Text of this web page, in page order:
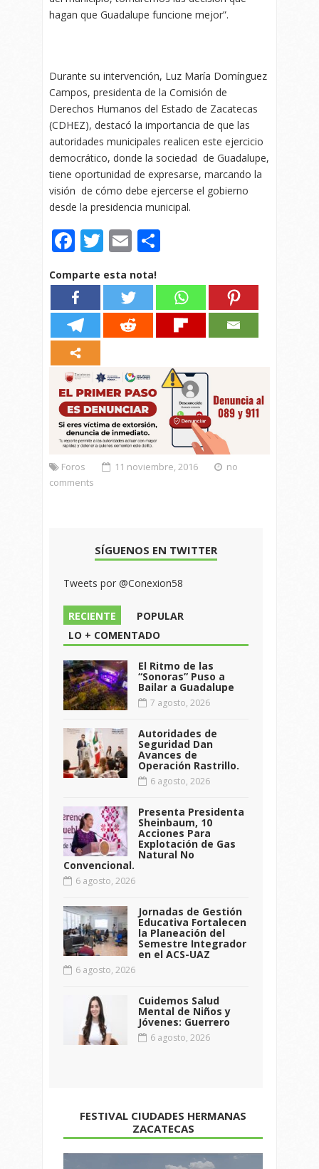
hagan que Guadalupe funcione mejor”.
Durante su intervención, Luz María Domínguez
Campos, presidenta de la Comisión de
Derechos Humanos del Estado de Zacatecas
(CDHEZ), destacó la importancia de que las
autoridades municipales realicen este ejercicio
democrático, donde la sociedad de Guadalupe,
tiene oportunidad de expresarse, marcando la
visión de cómo debe ejercerse el gobierno
desde la presidencia municipal.
Facebook
Twitter
Email
Comparte esta nota!
Foros 11 noviembre, 2016
no
comments
SÍGUENOS EN TWITTER
Tweets por @Conexion58
RECIENTE
POPULAR
LO + COMENTADO
El Ritmo de las
“Sonoras” Puso a
Bailar a Guadalupe
7 agosto, 2026
Autoridades de
Seguridad Dan
Avances de
Operación Rastrillo.
6 agosto, 2026
Presenta Presidenta
Sheinbaum, 10
Acciones Para
Explotación de Gas
Natural No
Convencional.
6 agosto, 2026
Jornadas de Gestión
Educativa Fortalecen
la Planeación del
Semestre Integrador
en el ACS-UAZ
6 agosto, 2026
Cuidemos Salud
Mental de Niños y
Jóvenes: Guerrero
6 agosto, 2026
FESTIVAL CIUDADES HERMANAS
ZACATECAS